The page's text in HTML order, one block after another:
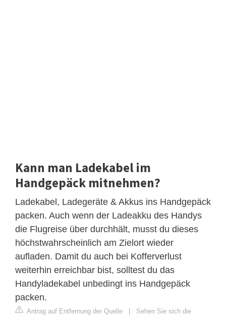
Kann man Ladekabel im
Handgepäck mitnehmen?
Ladekabel, Ladegeräte & Akkus ins Handgepäck
packen. Auch wenn der Ladeakku des Handys
die Flugreise über durchhält, musst du dieses
höchstwahrscheinlich am Zielort wieder
aufladen. Damit du auch bei Kofferverlust
weiterhin erreichbar bist, solltest du das
Handyladekabel unbedingt ins Handgepäck
packen.
Antrag auf Entfernung der Quelle | Sehen Sie sich die